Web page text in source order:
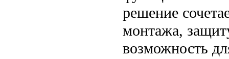
решение
монтажа,
возможность